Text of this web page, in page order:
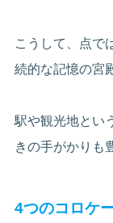
こうして、点で
続的な記憶の宮
駅や観光地とい
きの手がかりも
4つのコロケ